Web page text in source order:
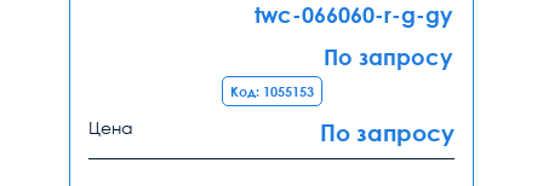
twc-066060-r-g-gy
По запросу
Код: 1055153
Цена По запросу